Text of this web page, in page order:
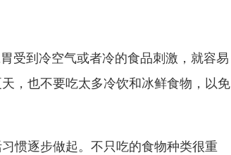
受到冷空气或者冷的食品刺激，就容易
，也不要吃太多冷饮和冰鲜食物，以免
惯逐步做起。不只吃的食物种类很重